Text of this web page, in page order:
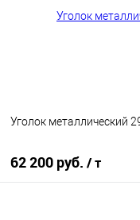
В избранное
Уголок металлический
62 200 руб. / т